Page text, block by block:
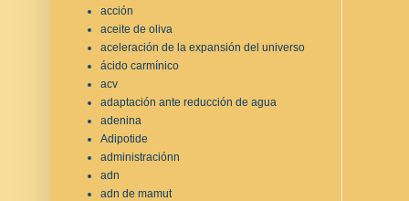
acción
aceite de oliva
aceleración de la expansión del universo
ácido carmínico
acv
adaptación ante reducción de agua
adenina
Adipotide
administraciónn
adn
adn de mamut